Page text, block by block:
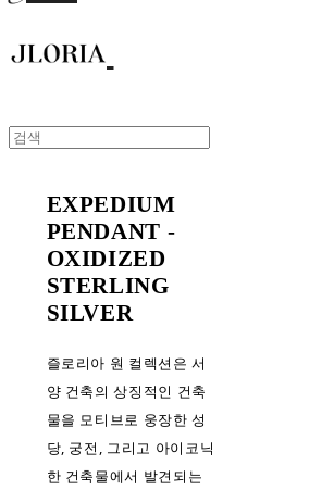
EXPEDIUM
PENDANT -
OXIDIZED
STERLING
SILVER
즐로리아 원 컬렉션은 서
양 건축의 상징적인 건축
물을 모티브로 웅장한 성
당, 궁전, 그리고 아이코닉
한 건축물에서 발견되는